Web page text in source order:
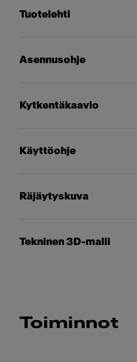
Tuotelehti
Asennusohje
Kytkentäkaavio
Käyttöohje
Räjäytyskuva
Tekninen 3D-malli
Toiminnot